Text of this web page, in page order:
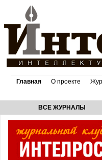
Главная О проекте
ВСЕ ЖУРНАЛЫ